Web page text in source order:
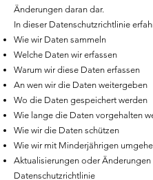
Änderungen daran dar.
In dieser Datenschutzrichtlinie
Wie wir Daten sammeln
Welche Daten wir erfassen
Warum wir diese Daten erfassen
An wen wir die Daten weitergeben
Wo die Daten gespeichert werden
Wie lange die Daten vorgehalten
Wie wir die Daten schützen
Wie wir mit Minderjährigen
Aktualisierungen oder Änderungen
Datenschutzrichtlinie